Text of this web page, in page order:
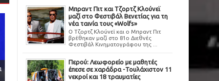
Μπραντ Πιτ και Τζορτζ Κλούνεϊ
μαζί στο Φεστιβάλ Βενετίας για τη
νέα ταινία τους «Wolfs»
Ο Τζορτζ Κλούνεϊ και ο Μπραντ Πιτ
βρέθηκαν μαζί στο 81ο Διεθνές
Φεστιβάλ Κινηματογράφου της ...
Περού: Λεωφορείο με μαθητές
έπεσε σε χαράδρα -Τουλάχιστον 11
νεκροί και 18 τραυματίες